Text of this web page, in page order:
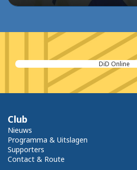
DiD Online
Club
Nieuws
Programma & Uitslagen
Supporters
Contact & Route